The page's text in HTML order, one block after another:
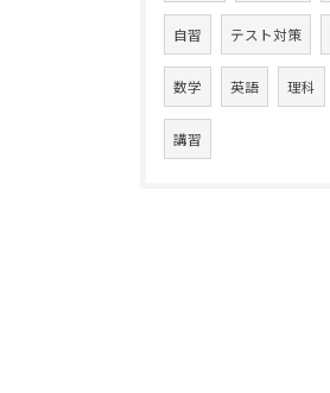
自習 テスト対策
数学 英語 理科
講習